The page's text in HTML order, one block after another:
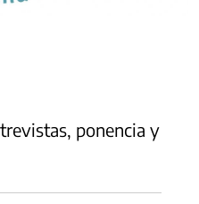
ponencia y